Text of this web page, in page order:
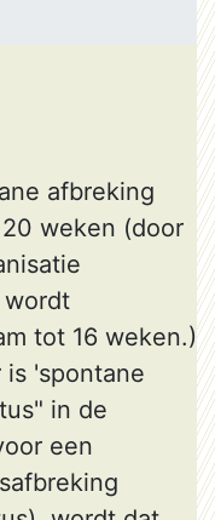
afbreking
weken (door
wordt
tot 16 weken.)
'spontane
in de
een